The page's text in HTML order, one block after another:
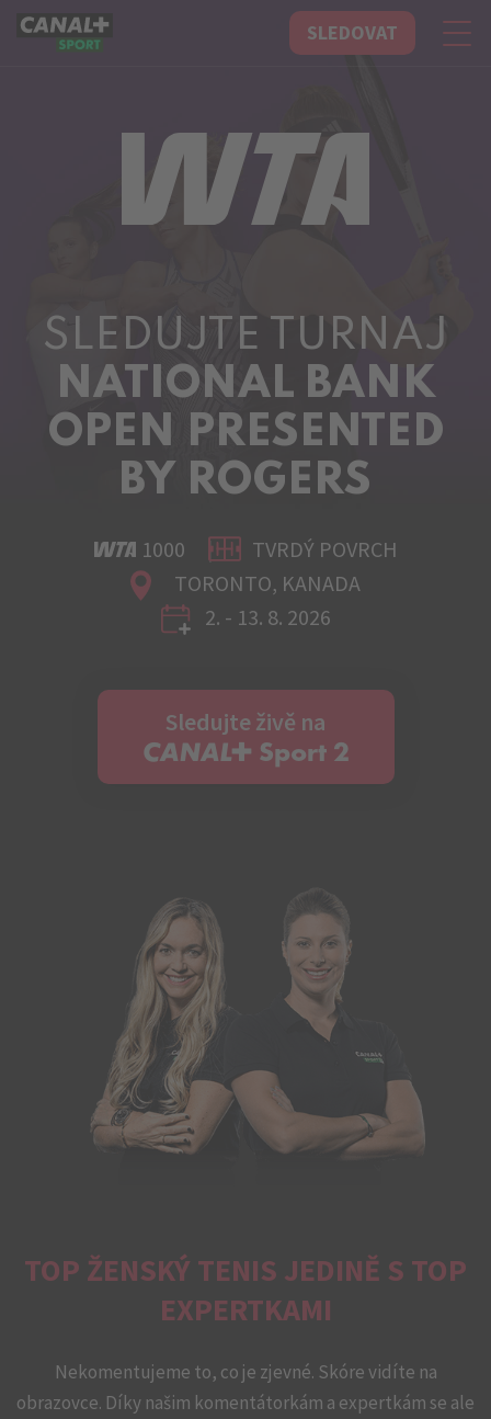
CANAL+ Sport SLEDOVAT
SLEDUJTE TURNAJ
NATIONAL BANK
OPEN PRESENTED
BY ROGERS
1000
TVRDÝ POVRCH
TORONTO, KANADA
2. - 13. 8. 2026
Sledujte živě na
C+ Sport 2
TOP ŽENSKÝ TENIS JEDINĚ S TOP
EXPERTKAMI
Nekomentujeme to, co je zjevné. Skóre vidíte na
obrazovce. Díky našim komentátorkám a expertkám se ale